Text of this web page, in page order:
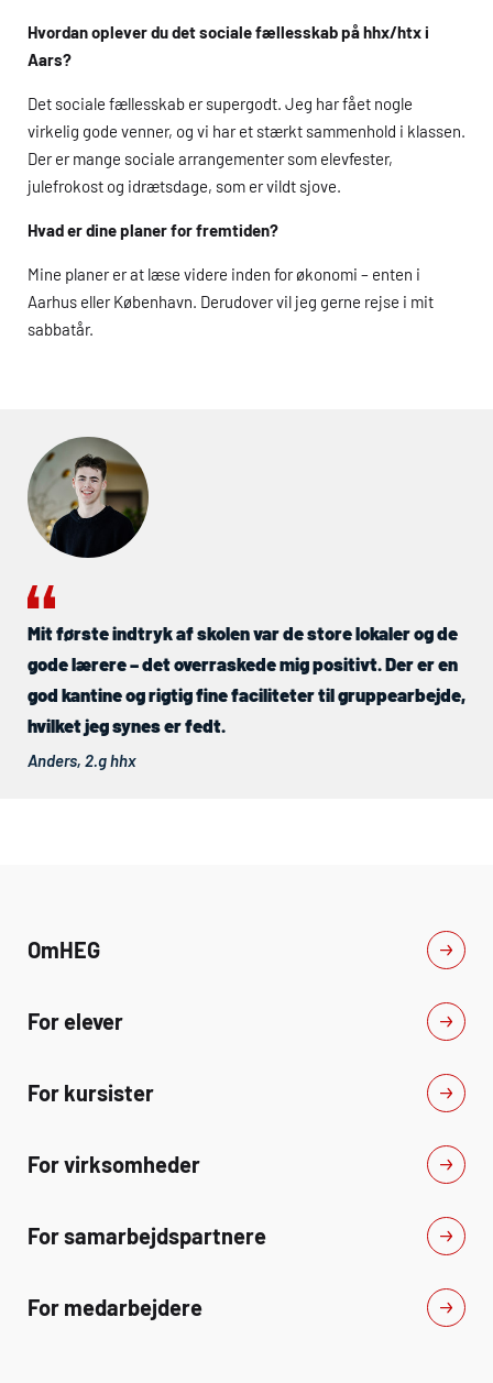
Hvordan oplever du det sociale fællesskab påhhx/htxi
Aars?
Det sociale fællesskab er supergodt. Jeg har fået nogle
virkelig gode venner, og vi har et stærkt sammenhold i klassen.
Der er mange sociale arrangementer som elevfester,
julefrokost og idrætsdage, som er vildt sjove.
Hvad er dine planer for fremtiden?
Mine planer er at læse videre inden for økonomi – enten i
Aarhus eller København. Derudover vil jeg gerne rejse i mit
sabbatår.
Mit første indtryk af skolen var de store lokaler og de
gode lærere – det overraskede mig positivt. Der er en
god kantine og rigtig fine faciliteter til gruppearbejde,
hvilket jeg synes er fedt.
Anders, 2.ghhx
OmHEG
For elever
For kursister
For virksomheder
For samarbejdspartnere
For medarbejdere